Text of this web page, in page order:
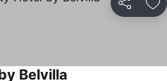
Compartir
Belvilla